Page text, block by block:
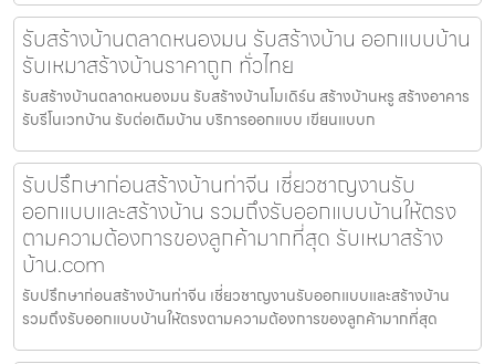
รับสร้างบ้านตลาดหนองมน รับสร้างบ้าน ออกแบบบ้าน
รับเหมาสร้างบ้านราคาถูก ทั่วไทย
รับสร้างบ้านตลาดหนองมน รับสร้างบ้านโมเดิร์น สร้างบ้านหรู สร้างอาคาร
รับรีโนเวทบ้าน รับต่อเติมบ้าน บริการออกแบบ เขียนแบบก
รับปรึกษาก่อนสร้างบ้านท่าจีน เชี่ยวชาญงานรับ
ออกแบบและสร้างบ้าน รวมถึงรับออกแบบบ้านให้ตรง
ตามความต้องการของลูกค้ามากที่สุด รับเหมาสร้าง
บ้าน.com
รับปรึกษาก่อนสร้างบ้านท่าจีน เชี่ยวชาญงานรับออกแบบและสร้างบ้าน
รวมถึงรับออกแบบบ้านให้ตรงตามความต้องการของลูกค้ามากที่สุด